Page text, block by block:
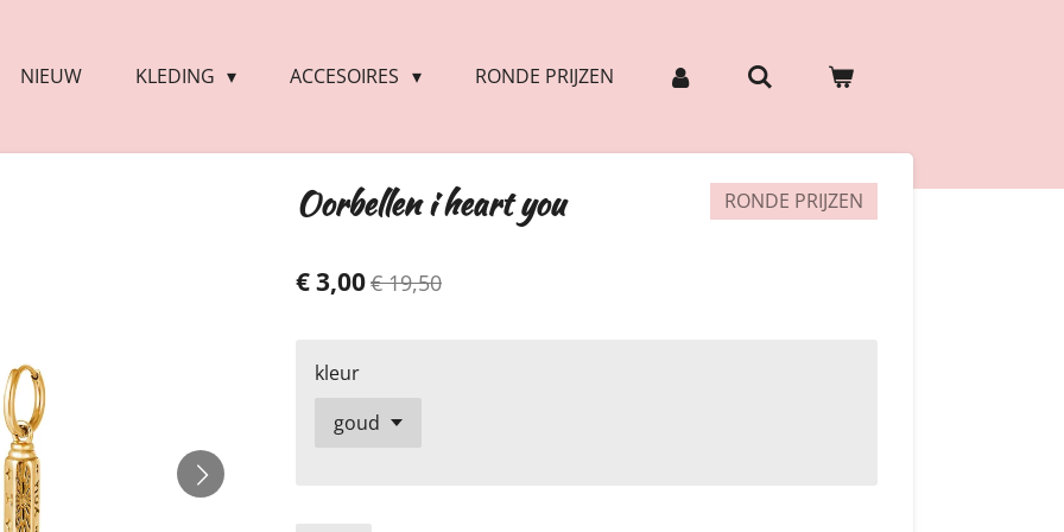
NIEUW KLEDING ACCESOIRES RONDE PRIJZEN
Oorbellen i heart you RONDE PRIJZEN
€ 3,00€ 19,50
kleur